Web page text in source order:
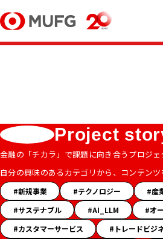
Project
金融の「チカラ」で課題に向き合うプロジェ
自分の興味のあるカテゴリから、コンテンツ
「ス
ト
ー
リ
新規事業 テクノロジー 産
サステナブル
AI_LLM オ
カスタマーサービス
トレードビジ